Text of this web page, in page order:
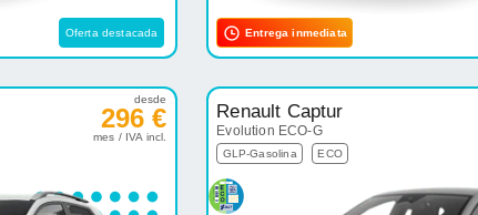
Oferta destacada Entrega inmediata
desde
296 €
mes / IVA incl.
Renault Captur
Evolution ECO-G
GLP-Gasolina ECO